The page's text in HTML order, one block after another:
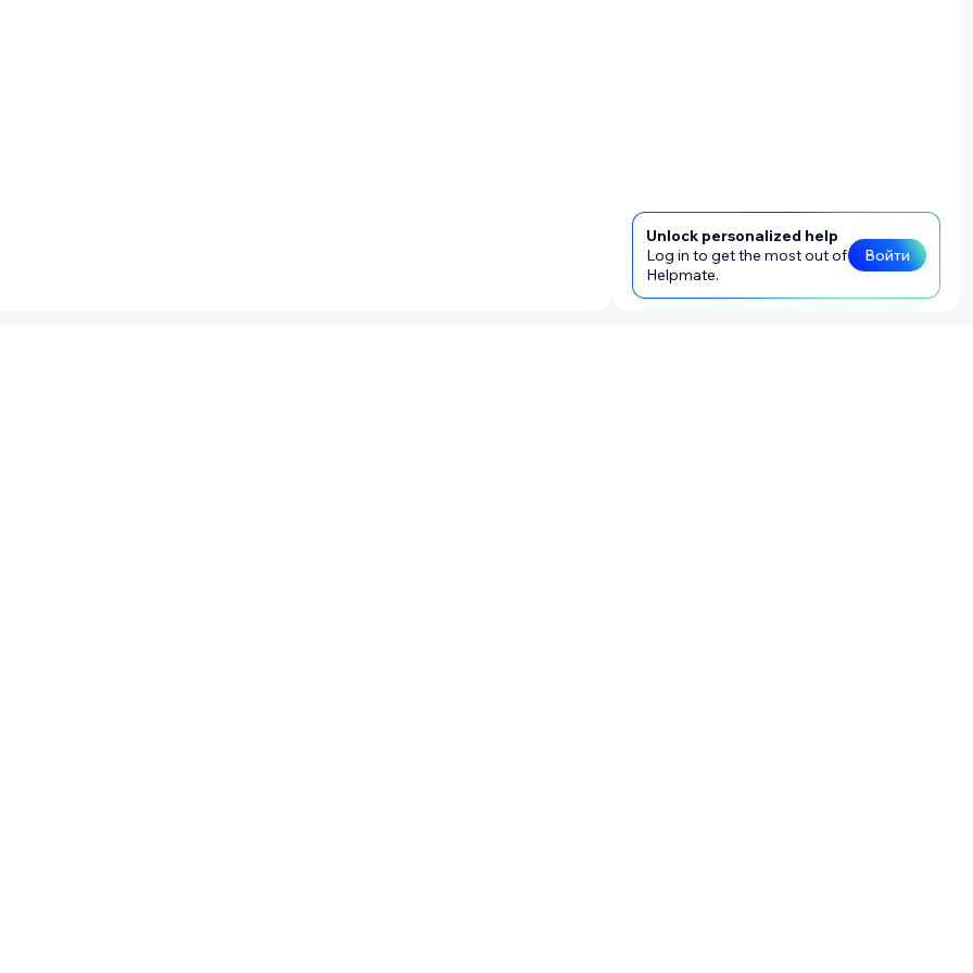
Unlock personalized help
Log in to get the most out of
Helpmate.
Войти